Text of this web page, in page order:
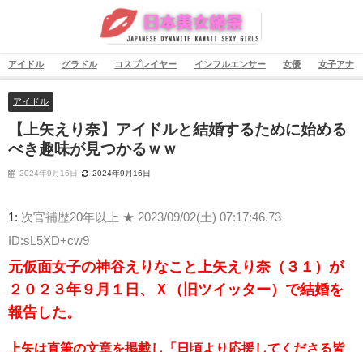
アイドル グラドル コスプレイヤー インフルエンサー 女優 女子アナ
アイドル
【上矢えり奈】アイドルと結婚するために始める
べき趣味が見つかるｗｗ
2024年9月16日 2024年9月16日
1: 次官補歴20年以上 ★ 2023/09/02(土) 07:17:46.73
ID:sL5XD+cw9
元仮面女子の神谷えりなこと上矢えり奈（３１）が
２０２３年９月１日、Ｘ（旧ツイッター）で結婚を
報告した。
上矢は直筆の文章を掲載し「日頃より応援してくださる皆